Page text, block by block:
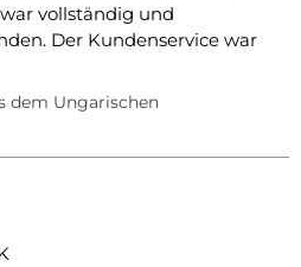
vollständig und
Der Kundenservice war
dem Ungarischen